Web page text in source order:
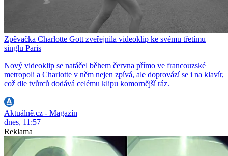
Zpěvačka Charlotte Gott zveřejnila videoklip ke svému třetímu
singlu Paris
Nový videoklip se natáčel během června přímo ve francouzské
metropoli a Charlotte v něm nejen zpívá, ale doprovází se i na klavír,
což dle tvůrců dodává celému klipu komornější ráz.
Aktuálně.cz - Magazín
dnes, 11:57
Reklama